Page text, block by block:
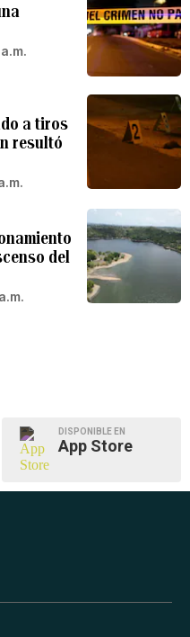
a tiros
resultó
del
DISPONIBLE EN
App Store